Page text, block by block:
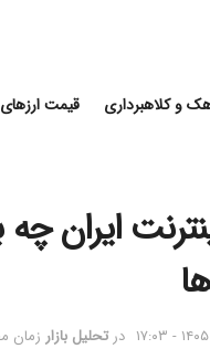
و کلاهبرداری قیمت
اینترنت ایران
در تحلیل بازار زمان